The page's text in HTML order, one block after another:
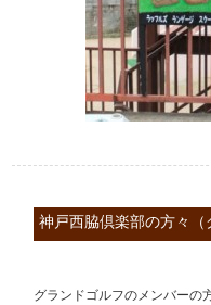
神戸西脇倶楽部の方々（
グランドゴルフのメンバーの